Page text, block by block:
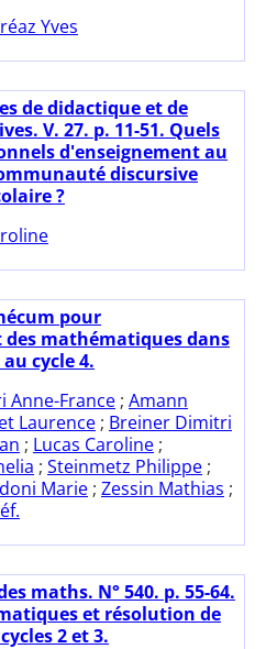
Yves
de didactique et de
V. 27. p. 11-51. Quels
d'enseignement au
discursive
?
pour
mathématiques dans
cycle 4.
Anne-France ; Amann
Laurence ; Breiner Dimitri
; Lucas Caroline ;
; Steinmetz Philippe ;
Marie ; Zessin Mathias ;
maths. N° 540. p. 55-64.
et résolution de
2 et 3.